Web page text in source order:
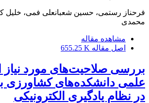
فرحناز رستمی، حسین شعبانعلی فمی، خلیل
محمدی
مشاهده مقاله
اصل مقاله 655.25 K
بررسی صلاحیت‌های مورد
علمی دانشکده‌های کشاورزی
در نظام یادگیری الکترونیکی